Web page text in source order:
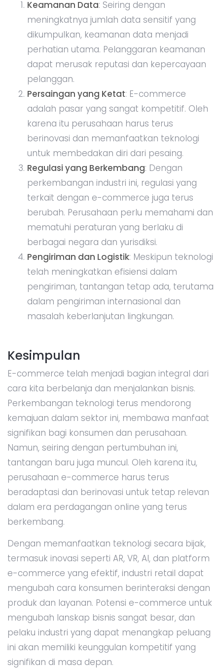
Keamanan Data: Seiring dengan
meningkatnya jumlah data sensitif yang
dikumpulkan, keamanan data menjadi
perhatian utama. Pelanggaran keamanan
dapat merusak reputasi dan kepercayaan
pelanggan.
Persaingan yang Ketat: E-commerce
adalah pasar yang sangat kompetitif. Oleh
karena itu perusahaan harus terus
berinovasi dan memanfaatkan teknologi
untuk membedakan diri dari pesaing.
Regulasi yang Berkembang: Dengan
perkembangan industri ini, regulasi yang
terkait dengan e-commerce juga terus
berubah. Perusahaan perlu memahami dan
mematuhi peraturan yang berlaku di
berbagai negara dan yurisdiksi.
Pengiriman dan Logistik: Meskipun teknologi
telah meningkatkan efisiensi dalam
pengiriman, tantangan tetap ada, terutama
dalam pengiriman internasional dan
masalah keberlanjutan lingkungan.
Kesimpulan
E-commerce telah menjadi bagian integral dari
cara kita berbelanja dan menjalankan bisnis.
Perkembangan teknologi terus mendorong
kemajuan dalam sektor ini, membawa manfaat
signifikan bagi konsumen dan perusahaan.
Namun, seiring dengan pertumbuhan ini,
tantangan baru juga muncul. Oleh karena itu,
perusahaan e-commerce harus terus
beradaptasi dan berinovasi untuk tetap relevan
dalam era perdagangan online yang terus
berkembang.
Dengan memanfaatkan teknologi secara bijak,
termasuk inovasi seperti AR, VR, AI, dan platform
e-commerce yang efektif, industri retail dapat
mengubah cara konsumen berinteraksi dengan
produk dan layanan. Potensi e-commerce untuk
mengubah lanskap bisnis sangat besar, dan
pelaku industri yang dapat menangkap peluang
ini akan memiliki keunggulan kompetitif yang
signifikan di masa depan.